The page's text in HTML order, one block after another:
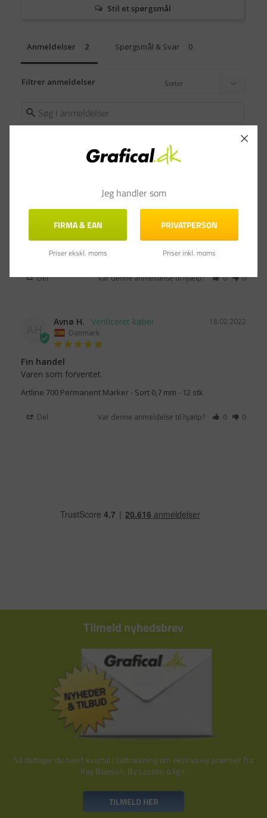
Stil et spørgsmål
Anmeldelser Spørgsmål & Svar
Filtrer anmeldelser
Alt er som forventet
Artline 700 Permanent Marker - Sort 0,7 mm - 12 stk
Del Var denne anmeldelse til hjælp? 0 0
18.02.2022
Avnø H.
Danmark
Fin handel
Varen som forventet.
Artline 700 Permanent Marker - Sort 0,7 mm - 12 stk
Del Var denne anmeldelse til hjælp? 0 0
Tilmeld nyhedsbrev
Så deltager du hvert kvartal i lodtrækning om eksklusive præmier fra
Kay Bojesen, By Lassen o.lign.
TILMELD HER
Jeg handler som
FIRMA & EAN
Priser ekskl. moms
PRIVATPERSON
Priser inkl. moms